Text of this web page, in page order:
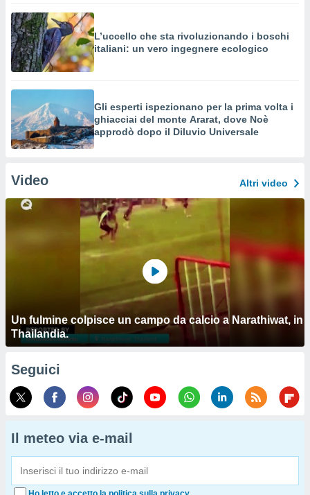
L’uccello che sta rivoluzionando i boschi
italiani: un vero ingegnere ecologico
Gli esperti ispezionano per la prima volta i
ghiacciai del monte Ararat, dove Noè
approdò dopo il Diluvio Universale
Video Altri video
Un fulmine colpisce un campo da calcio a Narathiwat, in
Thailandia.
Seguici
Il meteo via e-mail